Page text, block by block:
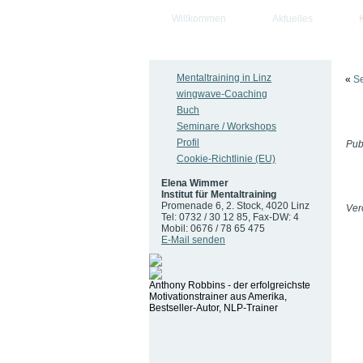
Willkommen Aktuelles
Mentaltraining in Linz
wingwave-Coaching
Buch
Seminare / Workshops
Profil
Cookie-Richtlinie (EU)
Elena Wimmer
Institut für Mentaltraining
Promenade 6, 2. Stock, 4020 Linz
Tel: 0732 / 30 12 85, Fax-DW: 4
Mobil: 0676 / 78 65 475
E-Mail senden
Anthony Robbins - der erfolgreichste
Motivationstrainer aus Amerika,
Bestseller-Autor, NLP-Trainer
«